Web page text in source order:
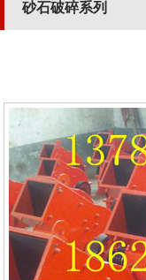
砂石破碎系列